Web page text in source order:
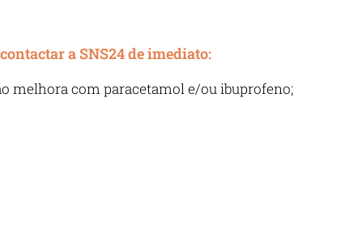
a SNS24 de imediato:
melhora com paracetamol e/ou ibuprofeno;